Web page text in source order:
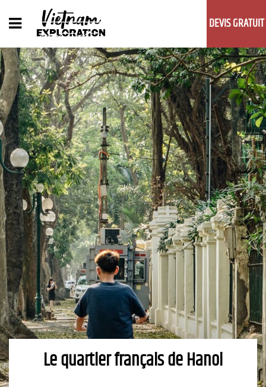
DEVIS GRATUIT
Le quartier français de Hanoi